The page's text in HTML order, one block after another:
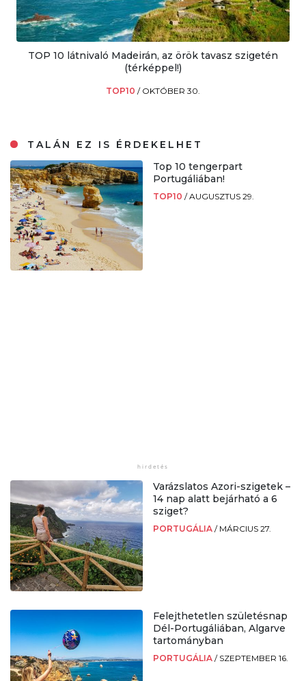
TOP 10 látnivaló Madeirán, az örök tavasz szigetén
(térképpel!)
TOP10 / OKTÓBER 30.
TALÁN EZ IS ÉRDEKELHET
Top 10 tengerpart
Portugáliában!
TOP10 /AUGUSZTUS 29.
Varázslatos Azori-szigetek –
14 nap alatt bejárható a 6
sziget?
PORTUGÁLIA / MÁRCIUS 27.
Felejthetetlen születésnap
Dél-Portugáliában, Algarve
tartományban
PORTUGÁLIA / SZEPTEMBER 16.